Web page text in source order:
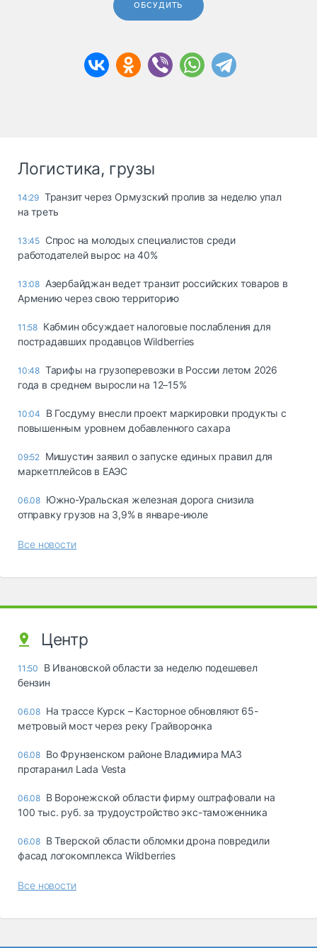
ОБСУДИТЬ
Логистика, грузы
14:29 Транзит через Ормузский пролив за неделю упал
на треть
13:45 Спрос на молодых специалистов среди
работодателей вырос на 40%
13:08 Азербайджан ведет транзит российских товаров в
Армению через свою территорию
11:58 Кабмин обсуждает налоговые послабления для
пострадавших продавцов Wildberries
10:48 Тарифы на грузоперевозки в России летом 2026
года в среднем выросли на 12–15%
10:04
В Госдуму внесли проект маркировки продукты с
повышенным уровнем добавленного сахара
09:52 Мишустин заявил о запуске единых правил для
маркетплейсов в ЕАЭС
06.08 Южно-Уральская железная дорога снизила
отправку грузов на 3,9% в январе-июле
Все новости
Центр
11:50
В Ивановской области за неделю подешевел
бензин
06.08 На трассе Курск – Касторное обновляют 65-
метровый мост через реку Грайворонка
06.08 Во Фрунзенском районе Владимира МАЗ
протаранил Lada Vesta
06.08 В Воронежской области фирму оштрафовали на
100 тыс. руб. за трудоустройство экс-таможенника
06.08 В Тверской области обломки дрона повредили
фасад логокомплекса Wildberries
Все новости